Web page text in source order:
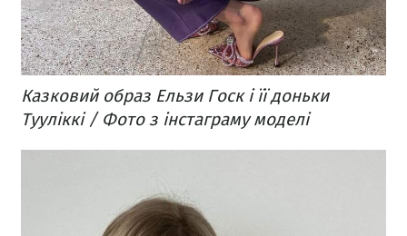
Казковий образ Ельзи Госк і її доньки
Тууліккі / Фото з інстаграму моделі